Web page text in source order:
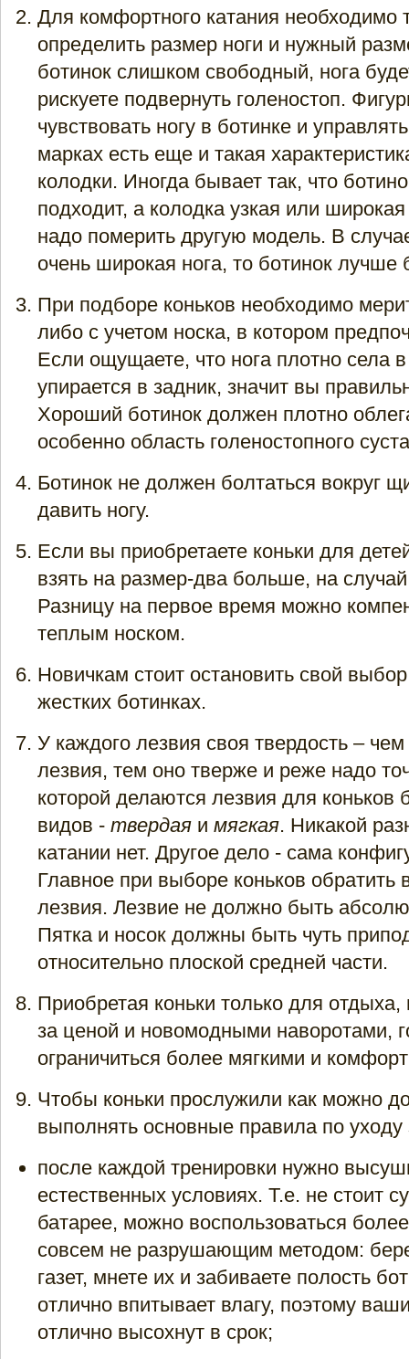
Для комфортного катания необходимо
определить размер ноги и нужный
ботинок слишком свободный, нога
рискуете подвернуть голеностоп.
чувствовать ногу в ботинке и
марках есть еще и такая
колодки. Иногда бывает так, что
подходит, а колодка узкая или
надо померить другую модель. В
очень широкая нога, то ботинок лучше
При подборе коньков необходимо
либо с учетом носка, в котором
Если ощущаете, что нога плотно села
упирается в задник, значит вы
Хороший ботинок должен плотно
особенно область голеностопного
Ботинок не должен болтаться вокруг
давить ногу.
Если вы приобретаете коньки для
взять на размер-два больше, на
Разницу на первое время можно
теплым носком.
Новичкам стоит остановить свой
жестких ботинках.
У каждого лезвия своя твердость –
лезвия, тем оно тверже и реже надо
которой делаются лезвия для коньков
видов - твердая и мягкая. Никакой
катании нет. Другое дело - сама
Главное при выборе коньков обратить
лезвия. Лезвие не должно быть
Пятка и носок должны быть чуть
относительно плоской средней части.
Приобретая коньки только для отдыха,
за ценой и новомодными наворотами,
ограничиться более мягкими и
Чтобы коньки прослужили как можно
выполнять основные правила по уходу
после каждой тренировки нужно
естественных условиях. Т.е. не стоит
батарее, можно воспользоваться
совсем не разрушающим методом:
газет, мнете их и забиваете полость
отлично впитывает влагу, поэтому
отлично высохнут в срок;